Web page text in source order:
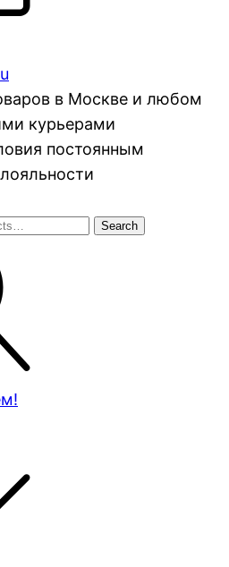
в Москве и любом
курьерами
постоянным
Search